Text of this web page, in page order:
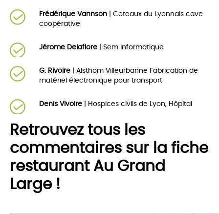
Frédérique Vannson | Coteaux du Lyonnais cave
coopérative
Jérome Delaflore | Sem Informatique
G. Rivoire | Alsthom Villeurbanne Fabrication de
matériel électronique pour transport
Denis Vivoire | Hospices civils de Lyon, Hôpital
Retrouvez tous les
commentaires sur la fiche
restaurant Au Grand
Large !